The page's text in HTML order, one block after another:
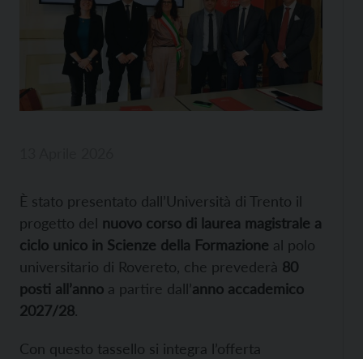
È stato presentato dall’Università di Trento il
progetto del nuovo corso di laurea magistrale a
ciclo unico in Scienze della Formazione al polo
universitario di Rovereto, che prevederà 80
posti all’anno a partire dall’anno accademico
2027/28.
Con questo tassello si integra l’offerta